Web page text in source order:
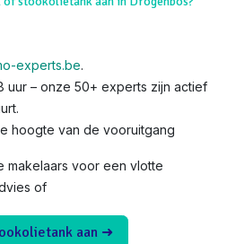
experts.be.
uur – onze 50+ experts zijn actief
hoogte van de vooruitgang
makelaars voor een vlotte
of
aan ➜